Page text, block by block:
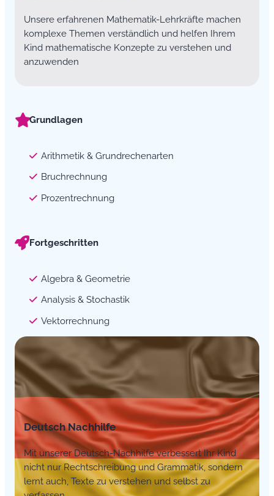
Unsere erfahrenen Mathematik-Lehrkräfte machen
komplexe Themen verständlich und helfen Ihrem
Kind mathematische Konzepte zu verstehen und
anzuwenden
Grundlagen
Arithmetik & Grundrechenarten
Bruchrechnung
Prozentrechnung
Fortgeschritten
Algebra & Geometrie
Analysis & Stochastik
Vektorrechnung
Deutsch Nachhilfe
Mit unserer Deutsch-Nachhilfe verbessert Ihr Kind
nicht nur Rechtschreibung und Grammatik, sondern
lernt auch, Texte zu verstehen und selbst zu